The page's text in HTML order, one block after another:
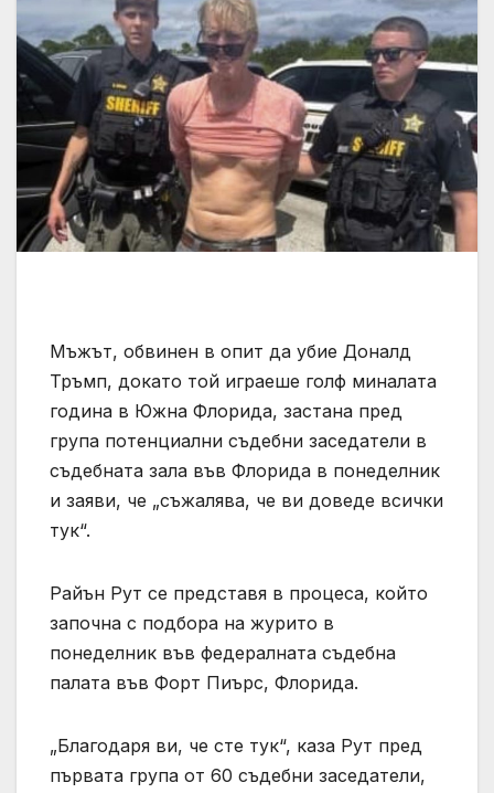
Мъжът, обвинен в опит да убие Доналд
Тръмп, докато той играеше голф миналата
година в Южна Флорида, застана пред
група потенциални съдебни заседатели в
съдебната зала във Флорида в понеделник
и заяви, че „съжалява, че ви доведе всички
тук“.
Райън Рут се представя в процеса, който
започна с подбора на журито в
понеделник във федералната съдебна
палата във Форт Пиърс, Флорида.
„Благодаря ви, че сте тук“, каза Рут пред
първата група от 60 съдебни заседатели,